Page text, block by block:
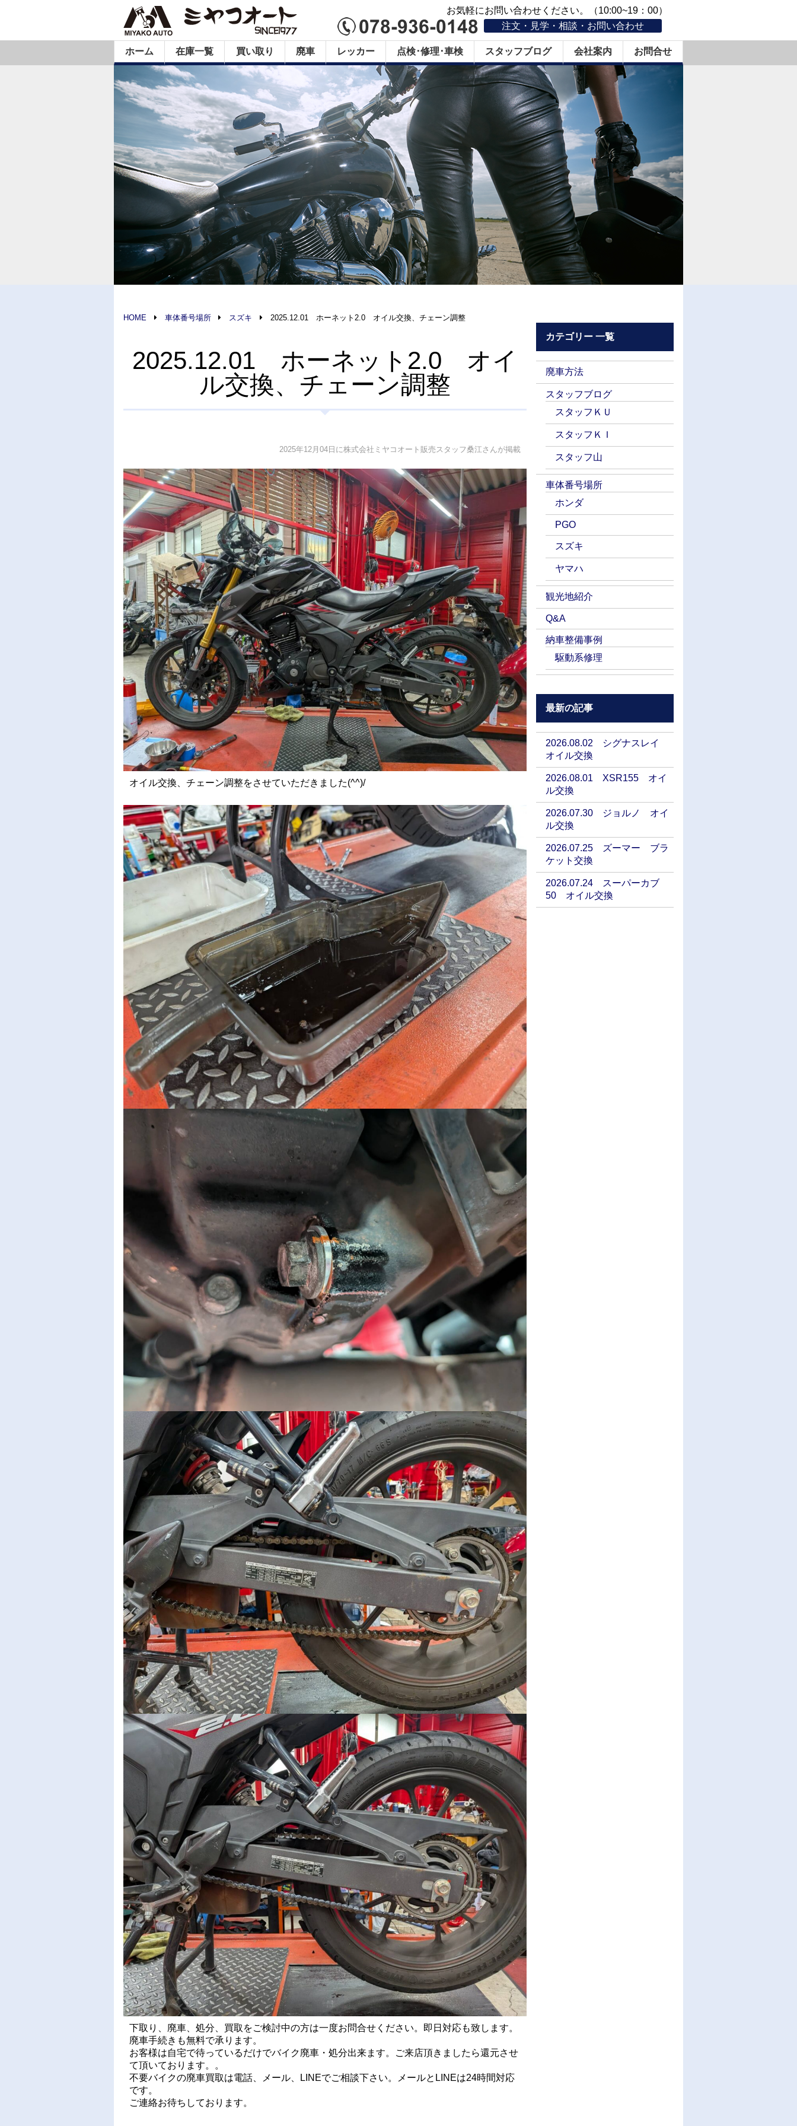
お気軽にお問い合わせください。（10:00~19：00）
注文・見学・相談・お問い合わせ
ホーム 在庫一覧 買い取り 廃車 レッカー 点検･修理･車検 スタッフブログ 会社案内 お問合せ
HOME 車体番号場所 スズキ 2025.12.01 ホーネット2.0 オイル交換、チェーン調整
2025.12.01 ホーネット2.0 オイ
ル交換、チェーン調整
2025年12月04日に株式会社ミヤコオート販売スタッフ桑江さんが掲載
オイル交換、チェーン調整をさせていただきました(^^)/
下取り、廃車、処分、買取をご検討中の方は一度お問合せください。即日対応も致します。
廃車手続きも無料で承ります。
お客様は自宅で待っているだけでバイク廃車・処分出来ます。ご来店頂きましたら還元させ
て頂いております。。
不要バイクの廃車買取は電話、メール、LINEでご相談下さい。メールとLINEは24時間対応
です。
ご連絡お待ちしております。
カテゴリー 一覧
廃車方法
スタッフブログ
スタッフＫＵ
スタッフＫＩ
スタッフ山
車体番号場所
ホンダ
PGO
スズキ
ヤマハ
観光地紹介
Q&A
納車整備事例
駆動系修理
最新の記事
2026.08.02 シグナスレイ
オイル交換
2026.08.01 XSR155 オイ
ル交換
2026.07.30 ジョルノ オイ
ル交換
2026.07.25 ズーマー ブラ
ケット交換
2026.07.24 スーパーカブ
50 オイル交換